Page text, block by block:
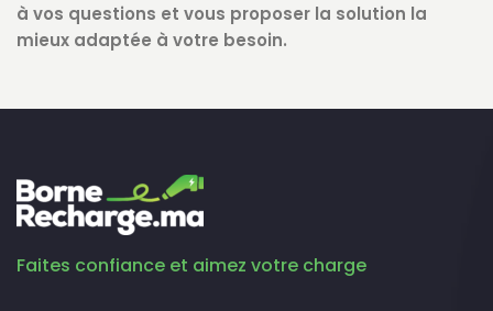
à vos questions et vous proposer la solution la
mieux adaptée à votre besoin.
Faites confiance et aimez votre charge